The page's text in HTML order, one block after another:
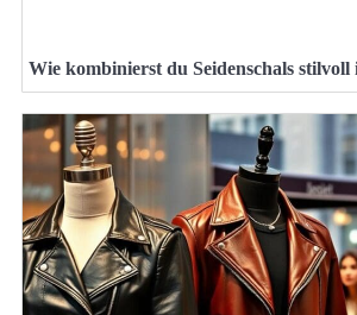
Wie kombinierst du Seidenschals stilvoll